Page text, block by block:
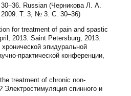
Russian (Черникова Л. А.
2009. Т. 3, № 3. С. 30–36)
for treatment of pain and spastic
2013. Saint Petersburg, 2013.
эпидуральной
практической конференции,
treatment of chronic non-
спинного и